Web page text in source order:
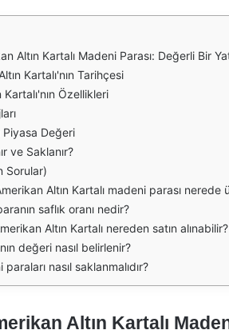
Altın Kartalı Madeni Parası: Değerli Bir
Kartalı'nın Tarihçesi
Kartalı'nın Özellikleri
Piyasa Değeri
ve Saklanır?
Sorular)
Altın Kartalı madeni parası nerede
saflık oranı nedir?
Altın Kartalı nereden satın alınabilir?
değeri nasıl belirlenir?
nasıl saklanmalıdır?
Altın Kartalı